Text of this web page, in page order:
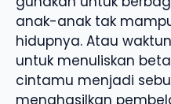
anak-anak tak
hidupnya. Atau
untuk menuliskan
cintamu menjadi
menghasilkan